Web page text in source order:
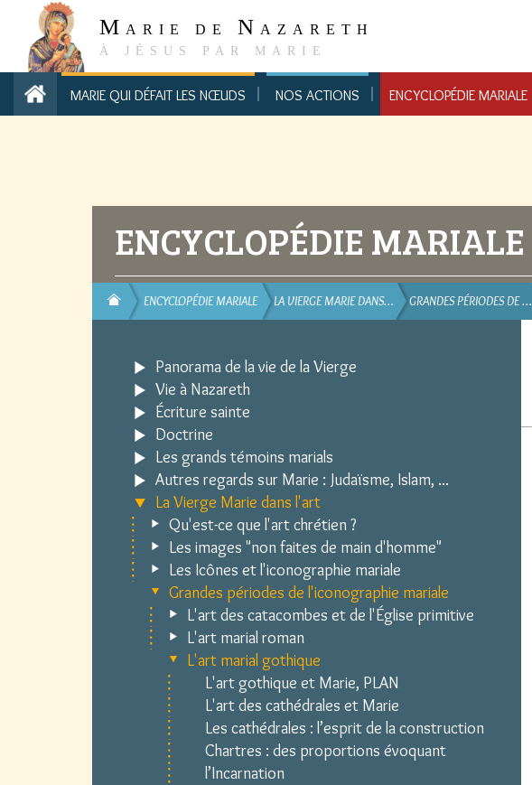
M ARIE DE N AZARETH
À JÉSUS PAR MARIE
MARIE QUI DÉFAIT LES NŒUDS NOS ACTIONS ENCYCLOPÉDIE MARIALE
ENCYCLOPÉDIE MARIALE
ENCYCLOPÉDIE MARIALE LA VIERGE MARIE DANS… GRANDES PÉRIODES DE …
Panorama de la vie de la Vierge
Vie à Nazareth
Écriture sainte
Doctrine
Les grands témoins marials
Autres regards sur Marie : Judaïsme, Islam, ...
La Vierge Marie dans l'art
Qu'est-ce que l'art chrétien ?
Les images "non faites de main d'homme"
Les Icônes et l'iconographie mariale
Grandes périodes de l'iconographie mariale
L'art des catacombes et de l'Église primitive
L'art marial roman
L'art marial gothique
L'art gothique et Marie, PLAN
L'art des cathédrales et Marie
Les cathédrales : l’esprit de la construction
Chartres : des proportions évoquant
l’Incarnation